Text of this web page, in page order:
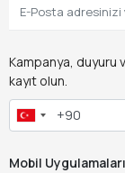
Kampanya, duyuru
kayıt olun.
Mobil